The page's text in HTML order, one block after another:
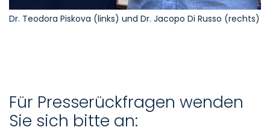
Dr. Teodora Piskova (links) und Dr. Jacopo Di Russo (rechts)
Für Presserückfragen wenden
Sie sich bitte an: